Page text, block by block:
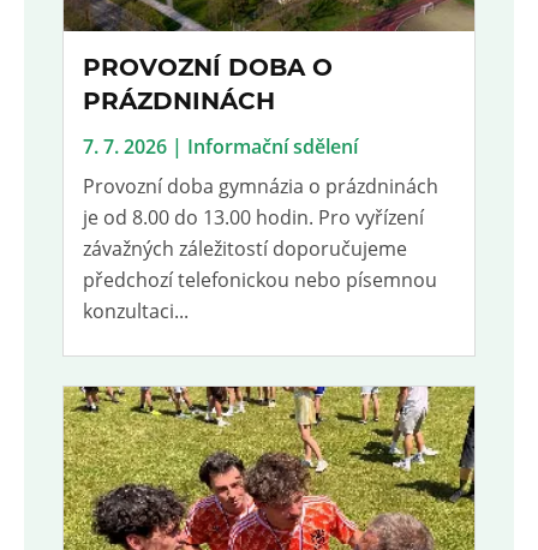
PROVOZNÍ DOBA O
PRÁZDNINÁCH
7. 7. 2026 | Informační sdělení
Provozní doba gymnázia o prázdninách
je od 8.00 do 13.00 hodin. Pro vyřízení
závažných záležitostí doporučujeme
předchozí telefonickou nebo písemnou
konzultaci...